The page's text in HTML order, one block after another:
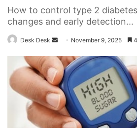
How to control type 2
changes and early detection...
Desk Desk
Send
email
November 9, 2025